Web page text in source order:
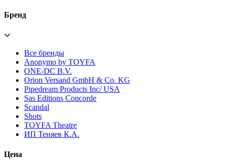
Бренд
Все бренды
Anonymo by TOYFA
ONE-DC B.V.
Orion Versand GmbH & Co. KG
Pipedream Products Inc/ USA
Sas Editions Concorde
Scandal
Shots
TOYFA Theatre
ИП Теняев К.А.
Цена